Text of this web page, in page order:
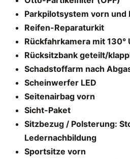
Parkpilotsystem vorn und
Reifen-Reparaturkit
Rückfahrkamera mit
Rücksitzbank geteilt/
Schadstoffarm nach
Scheinwerfer LED
Seitenairbag vorn
Sicht-Paket
Sitzbezug / Polsterung:
Ledernachbildung
Sportsitze vorn